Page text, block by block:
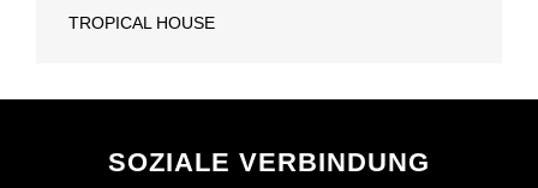
TROPICAL HOUSE
SOZIALE VERBINDUNG